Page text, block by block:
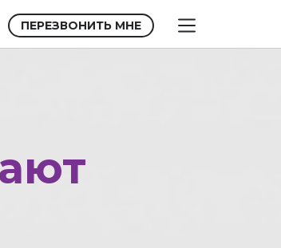
ПЕРЕЗВОНИТЬ МНЕ